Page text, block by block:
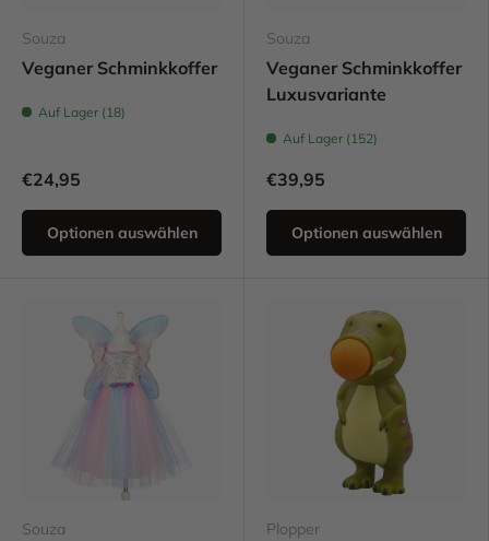
Souza
Veganer Schminkkoffer
Auf Lager (18)
€24,95
Optionen auswählen
Souza
Veganer Schminkkoffer
Luxusvariante
Auf Lager (152)
€39,95
Optionen auswählen
Souza Plopper